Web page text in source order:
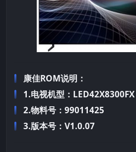
康佳ROM说明：
1.电视机型：LED42X8300FX
2.物料号：99011425
3.版本号：V1.0.07